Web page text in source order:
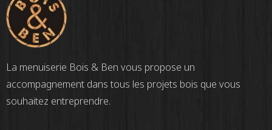
La menuiserie Bois & Ben vous propose un
accompagnement dans tous les projets bois que vous
souhaitez entreprendre.